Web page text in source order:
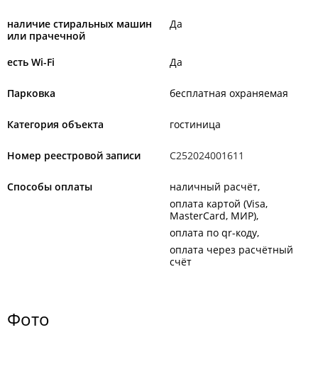
наличие стиральных машин
или прачечной
Да
есть Wi-Fi Да
Парковка бесплатная охраняемая
Категория объекта гостиница
Номер реестровой записи С252024001611
Способы оплаты
наличный расчёт
оплата картой (Visa,
MasterCard, МИР)
оплата по qr-коду
оплата через расчётный
счёт
Фото